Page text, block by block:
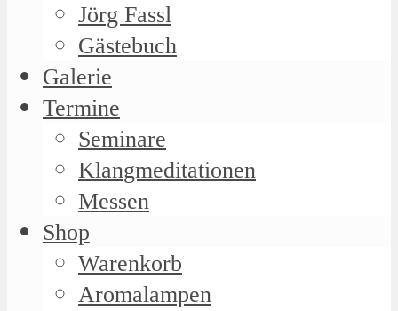
Jörg Fassl
Gästebuch
Galerie
Termine
Seminare
Klangmeditationen
Messen
Shop
Warenkorb
Aromalampen